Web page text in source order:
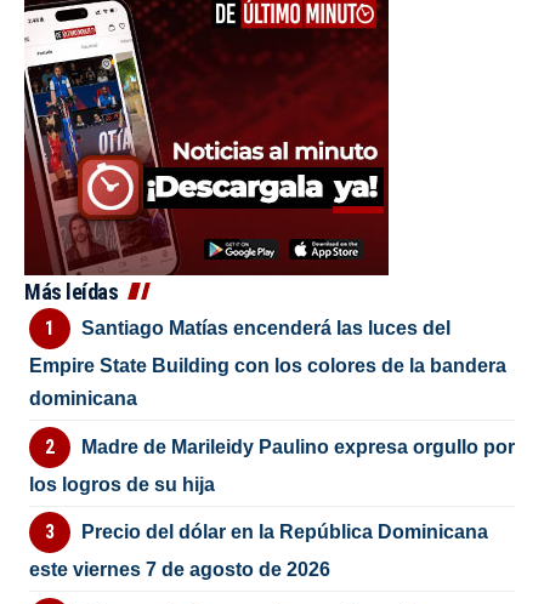
Más leídas
Santiago Matías encenderá las luces del
Empire State Building con los colores de la bandera
dominicana
Madre de Marileidy Paulino expresa orgullo por
los logros de su hija
Precio del dólar en la República Dominicana
este viernes 7 de agosto de 2026